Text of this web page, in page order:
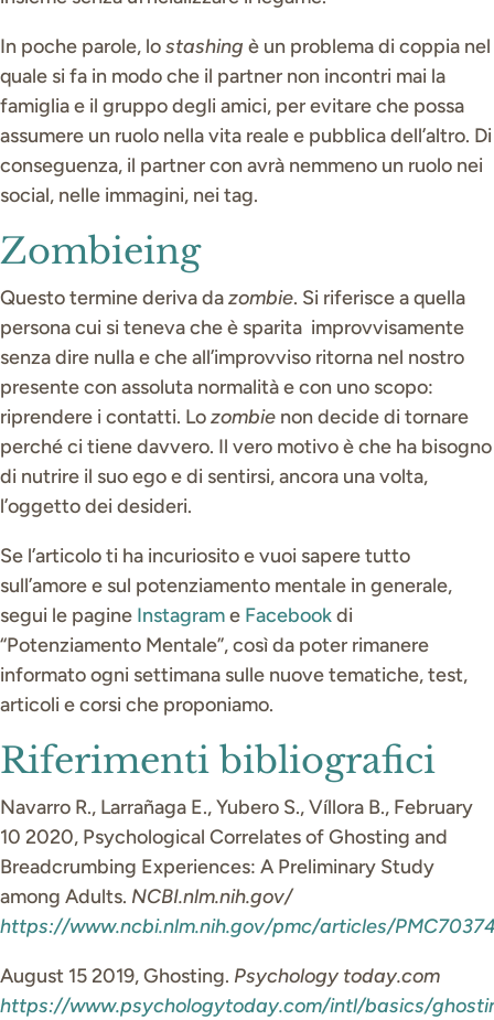
In poche parole, lostashing è un problema di coppia nel
quale si fa in modo che il partner non incontri mai la
famiglia e il gruppo degli amici, per evitare che possa
assumere un ruolo nella vita reale e pubblica dell’altro. Di
conseguenza, il partner con avrà nemmeno un ruolo nei
social, nelle immagini, nei tag.
Zombieing
Questo termine deriva dazombie. Si riferisce a quella
persona cui si teneva che è sparita improvvisamente
senza dire nulla e che all’improvviso ritorna nel nostro
presente con assoluta normalità e con uno scopo:
riprendere i contatti. Lozombie non decide di tornare
perché ci tiene davvero. Il vero motivo è che ha bisogno
di nutrire il suo ego e di sentirsi, ancora una volta,
l’oggetto dei desideri.
Se l’articolo ti ha incuriosito e vuoi sapere tutto
sull’amore e sul potenziamento mentale in generale,
segui le pagine Instagrame Facebookdi
“Potenziamento Mentale”, così da poter rimanere
informato ogni settimana sulle nuove tematiche, test,
articoli e corsi che proponiamo.
Riferimenti bibliografici
Navarro R., Larrañaga E., Yubero S., Víllora B., February
10 2020, Psychological Correlates of Ghosting and
Breadcrumbing Experiences: A Preliminary Study
among Adults. NCBI.nlm.nih.gov/
https://www.ncbi.nlm.nih.gov/pmc/articles/
August 15 2019, Ghosting. Psychology today.com
https://www.psychologytoday.com/intl/basics/